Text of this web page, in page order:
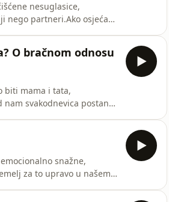
nesuglasice,
nego partneri.Ako osjećaš
O bračnom odnosu
biti mama i tata,
svakodnevica postane
snažne,
za to upravo u našem